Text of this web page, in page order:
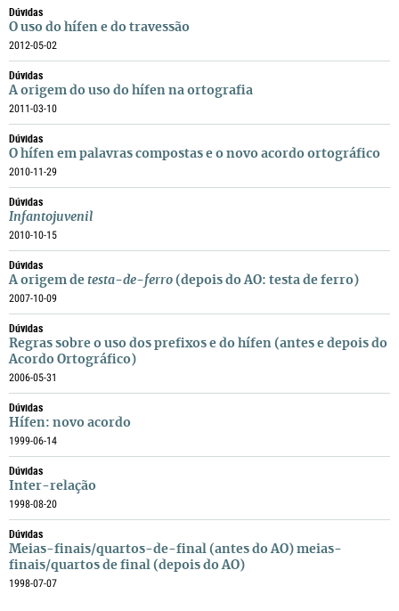
Dúvidas
O uso do hífen e do travessão
2012-05-02
Dúvidas
A origem do uso do hífen na ortografia
2011-03-10
Dúvidas
O hífen em palavras compostas e o novo acordo ortográfico
2010-11-29
Dúvidas
Infantojuvenil
2010-10-15
Dúvidas
A origem de testa-de-ferro (depois do AO: testa de ferro)
2007-10-09
Dúvidas
Regras sobre o uso dos prefixos e do hífen (antes e depois do
Acordo Ortográfico)
2006-05-31
Dúvidas
Hífen: novo acordo
1999-06-14
Dúvidas
Inter-relação
1998-08-20
Dúvidas
Meias-finais/quartos-de-final (antes do AO) meias-
finais/quartos de final (depois do AO)
1998-07-07